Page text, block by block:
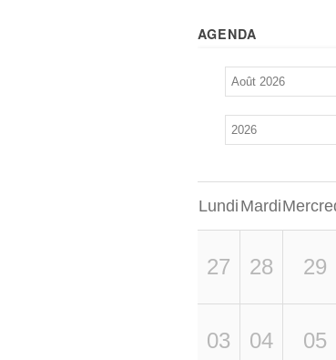
AGENDA
Lundi Mardi
27 28 29
03 04 05